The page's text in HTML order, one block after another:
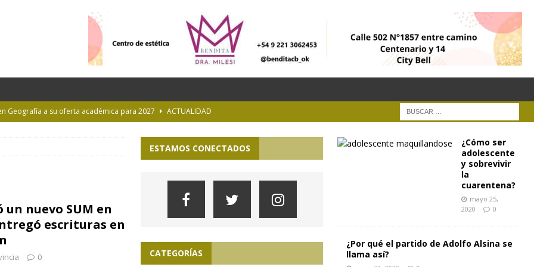
Geografía a su oferta académica para 2027
ACTUALIDAD
y entregó escrituras en Almirante Brown
Provincia hasta el 13 de agosto de 2026
nuevo SUM en
escrituras en
0
ESTAMOS CONECTADOS
CATEGORÍAS
¿Cómo ser
adolescente
y sobrevivir
la
cuarentena?
mayo 25,
2020
0
¿Por qué el partido de Adolfo Alsina se
llama así?